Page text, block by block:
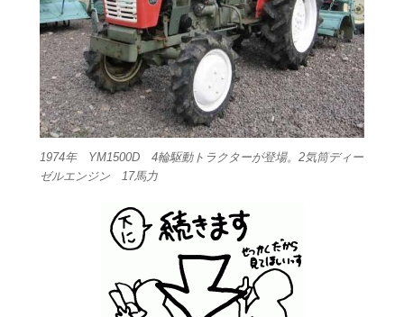
1974年 YM1500D 4輪駆動トラクターが登場。2気筒ディー
ゼルエンジン 17馬力